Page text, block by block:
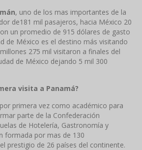
, uno de los mas importantes de la
de181 mil pasajeros, hacia México 20
un promedio de 915 dólares de gasto
de México es el destino más visitando
275 mil visitaron a finales del
de México dejando 5 mil 300
visita a Panamá?
primera vez como académico para
parte de la Confederación
de Hotelería, Gastronomía y
formada por mas de 130
prestigio de 26 países del continente.